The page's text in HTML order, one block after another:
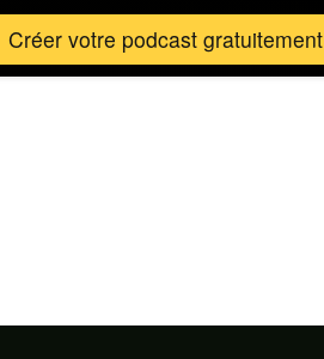
Créer votre podcast gratuitement